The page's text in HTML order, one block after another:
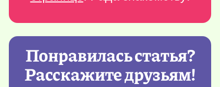
Понравилась статья?
Расскажите друзьям!